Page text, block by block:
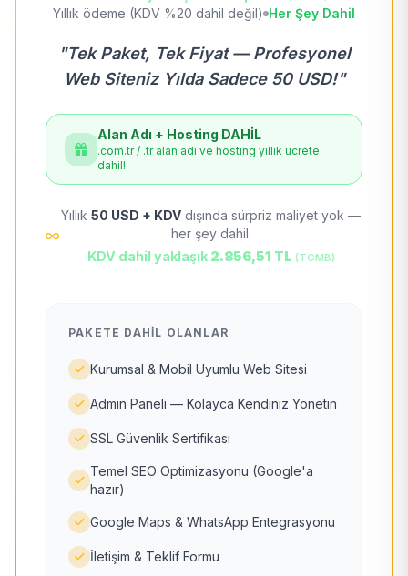
Yıllık ödeme (KDV %20 dahil değil) Her Şey Dahil
"Tek Paket, Tek Fiyat — Profesyonel
Web Siteniz Yılda Sadece 50 USD!"
Alan Adı + Hosting DAHİL
.com.tr / .tr alan adı ve hosting yıllık ücrete
dahil!
Yıllık 50 USD + KDV dışında sürpriz maliyet yok —
her şey dahil.
KDV dahil yaklaşık 2.856,51 TL (TCMB)
PAKETE DAHIL OLANLAR
Kurumsal & Mobil Uyumlu Web Sitesi
Admin Paneli — Kolayca Kendiniz Yönetin
SSL Güvenlik Sertifikası
Temel SEO Optimizasyonu (Google'a
hazır)
Google Maps & WhatsApp Entegrasyonu
İletişim & Teklif Formu